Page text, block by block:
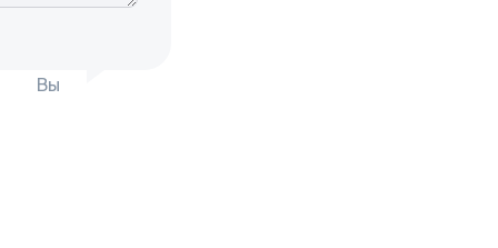
Вы